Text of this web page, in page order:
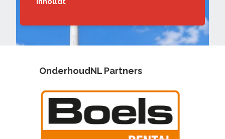
OnderhoudNL Partners